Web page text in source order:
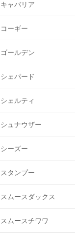
キャバリア
コーギー
ゴールデン
シェパード
シェルティ
シュナウザー
シーズー
スタンプー
スムースダックス
スムースチワワ